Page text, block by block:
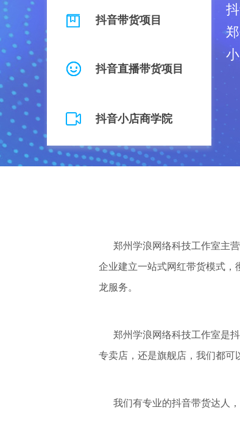
抖音直播带货项目
抖音带货项目
抖音小店商学院
郑州学浪网络科技工作室主
企业建立一站式网红带货模式，
龙服务。
郑州学浪网络科技工作室是
专卖店，还是旗舰店，我们都可
我们有专业的抖音带货达人，